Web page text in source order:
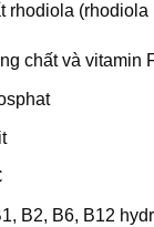
rhodiola
chất và vitamin
B2, B6, B12